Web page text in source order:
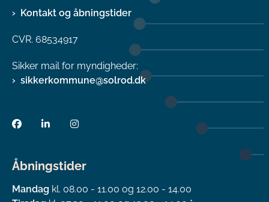
Kontakt og åbningstider
CVR. 68534917
Sikker mail for myndigheder:
sikkerkommune@solrod.dk
Åbningstider
Mandag kl. 08.00 - 11.00 og 12.00 - 14.00